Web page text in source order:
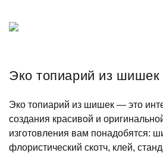
Эко топиарий из шишек
Эко топиарий из шишек — это
создания красивой и
изготовления вам понадобятся:
флористический скотч, клей,